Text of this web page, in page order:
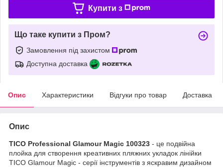
Купити з
Що таке купити з Пром?
Замовлення під захистом
Доступна доставка
Опис Характеристики Відгуки про товар Доставка
Опис
TICO Professional Glamour Magic 100323 - це подвійна
плойка для створення креативних пляжних укладок лінійки
TICO Glamour Magic - серії інструментів з яскравим дизайном